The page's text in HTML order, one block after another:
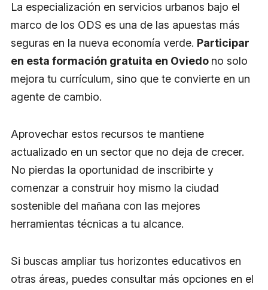
La especialización en servicios urbanos bajo el
marco de los ODS es una de las apuestas más
seguras en la nueva economía verde. Participar
en esta formación gratuita en Oviedo no solo
mejora tu currículum, sino que te convierte en un
agente de cambio.
Aprovechar estos recursos te mantiene
actualizado en un sector que no deja de crecer.
No pierdas la oportunidad de inscribirte y
comenzar a construir hoy mismo la ciudad
sostenible del mañana con las mejores
herramientas técnicas a tu alcance.
Si buscas ampliar tus horizontes educativos en
otras áreas, puedes consultar más opciones en el